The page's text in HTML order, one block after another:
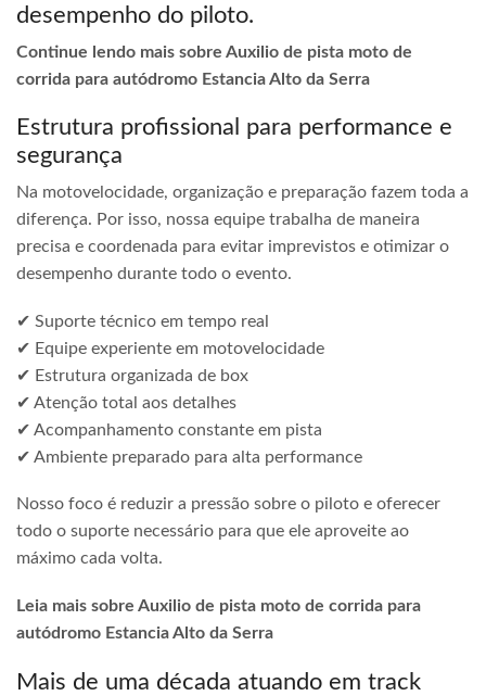
desempenho do piloto.
Continue lendo mais sobre Auxilio de pista moto de
corrida para autódromo Estancia Alto da Serra
Estrutura profissional para performance e
segurança
Na motovelocidade, organização e preparação fazem toda a
diferença. Por isso, nossa equipe trabalha de maneira
precisa e coordenada para evitar imprevistos e otimizar o
desempenho durante todo o evento.
✔ Suporte técnico em tempo real
✔ Equipe experiente em motovelocidade
✔ Estrutura organizada de box
✔ Atenção total aos detalhes
✔ Acompanhamento constante em pista
✔ Ambiente preparado para alta performance
Nosso foco é reduzir a pressão sobre o piloto e oferecer
todo o suporte necessário para que ele aproveite ao
máximo cada volta.
Leia mais sobre Auxilio de pista moto de corrida para
autódromo Estancia Alto da Serra
Mais de uma década atuando em track